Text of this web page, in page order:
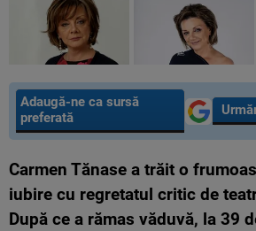
Adaugă-ne ca sursă
preferată
Carmen Tănase a trăit o
iubire cu regretatul critic de
După ce a rămas văduvă, la 39